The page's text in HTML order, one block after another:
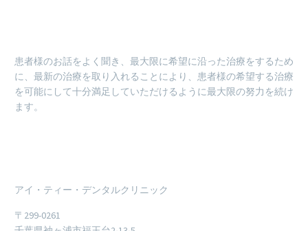
患者様のお話をよく聞き、最大限に希望に沿った治療をするため
に、最新の治療を取り入れることにより、患者様の希望する治療
を可能にして十分満足していただけるように最大限の努力を続け
ます。
アイ・ティー・デンタルクリニック
〒299-0261